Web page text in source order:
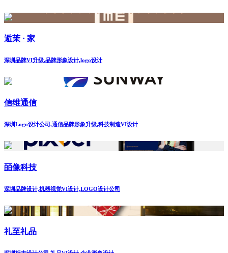
逅茉 · 家
深圳品牌VI升级,品牌形象设计,logo设计
信维通信
深圳Logo设计公司,通信品牌形象升级,科技制造VI设计
皕像科技
深圳品牌设计,机器视觉VI设计,LOGO设计公司
礼至礼品